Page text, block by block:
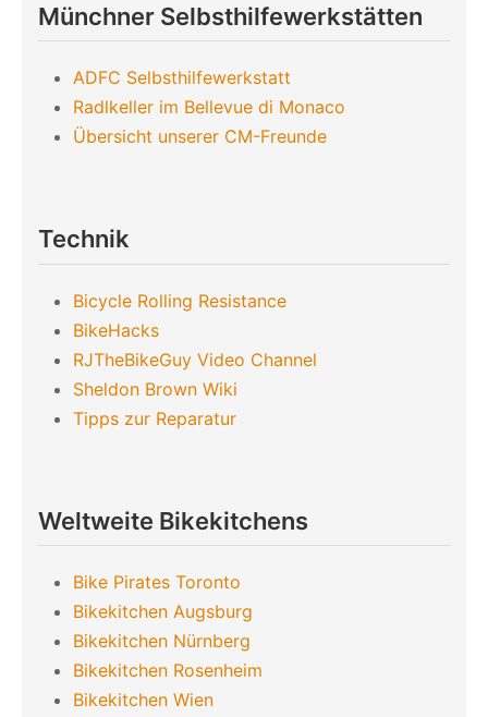
Münchner Selbsthilfewerkstätten
ADFC Selbsthilfewerkstatt
Radlkeller im Bellevue di Monaco
Übersicht unserer CM-Freunde
Technik
Bicycle Rolling Resistance
BikeHacks
RJTheBikeGuy Video Channel
Sheldon Brown Wiki
Tipps zur Reparatur
Weltweite Bikekitchens
Bike Pirates Toronto
Bikekitchen Augsburg
Bikekitchen Nürnberg
Bikekitchen Rosenheim
Bikekitchen Wien